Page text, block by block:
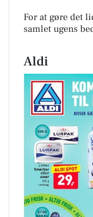
For at gøre det
samlet ugens
Aldi